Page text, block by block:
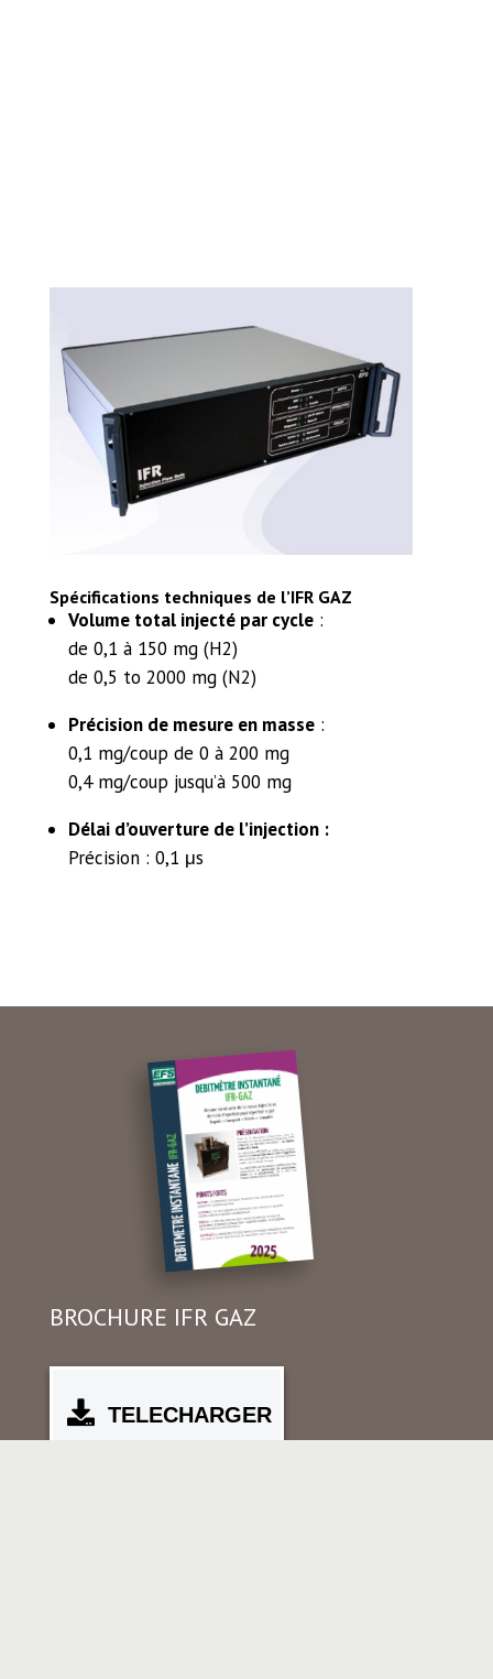
Spécifications techniques de l’IFR GAZ
Volume total injecté par cycle:
de 0,1 à 150 mg (H2)
de 0,5 to 2000 mg (N2)
Précision de mesure en masse:
0,1 mg/coup de 0 à 200 mg
0,4 mg/coup jusqu’à 500 mg
Délai d’ouverture de l’injection :
Précision : 0,1 μs
BROCHURE IFR GAZ
TELECHARGER